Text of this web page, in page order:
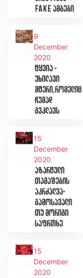
Fake ამბები
9
December
2020
ტყვია -
უხილავი
მტერი,რომელიც
ჩუმად
გვკლავს
15
December
2020
აზარტული
თამაშების
აკრძალვა-
გამოსავალი
თუ მორიგი
საფრთხე
15
December
2020